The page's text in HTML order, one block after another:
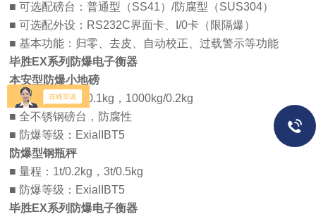
■ 可选配磅台：普通型（SS41）/防腐型（SUS304）
■ 可选配外设： RS232C界面卡、 I/0卡（限隔爆）
■ 基本功能：归零、去皮、自动校正、过载警示等功能
毕胜EX系列 防爆电子衡器
本安型防爆小地磅
量程：500kg/0.1kg ， 1000kg/0.2kg
■ 全不锈钢磅台，防腐性
■ 防爆等级： ExiaIIBT5
防爆型钢瓶秤
■ 量程： 1t/0.2kg ，3t/0.5kg
■ 防爆等级： ExiaIIBT5
毕胜EX系列防爆电子衡器